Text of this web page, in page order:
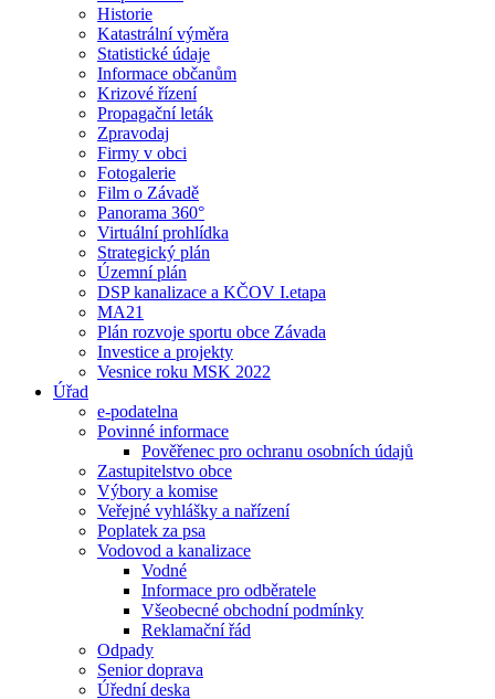
Historie
Katastrální výměra
Statistické údaje
Informace občanům
Krizové řízení
Propagační leták
Zpravodaj
Firmy v obci
Fotogalerie
Film o Závadě
Panorama 360°
Virtuální prohlídka
Strategický plán
Územní plán
DSP kanalizace a KČOV I.etapa
MA21
Plán rozvoje sportu obce Závada
Investice a projekty
Vesnice roku MSK 2022
Úřad
e-podatelna
Povinné informace
Pověřenec pro ochranu osobních údajů
Zastupitelstvo obce
Výbory a komise
Veřejné vyhlášky a nařízení
Poplatek za psa
Vodovod a kanalizace
Vodné
Informace pro odběratele
Všeobecné obchodní podmínky
Reklamační řád
Odpady
Senior doprava
Úřední deska